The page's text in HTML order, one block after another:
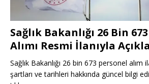
Sağlık Bakanlığı 26 Bin
Alımı Resmi İlanıyla
Sağlık Bakanlığı 26 bin 673 personel alım
şartları ve tarihleri hakkında güncel bilgi